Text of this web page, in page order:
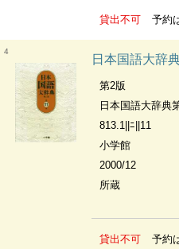
貸出不可 予約
4
日本国語大辞
第2版
日本国語大辞典第
813.1||ﾆ||11
小学館
2000/12
所蔵
貸出不可 予約